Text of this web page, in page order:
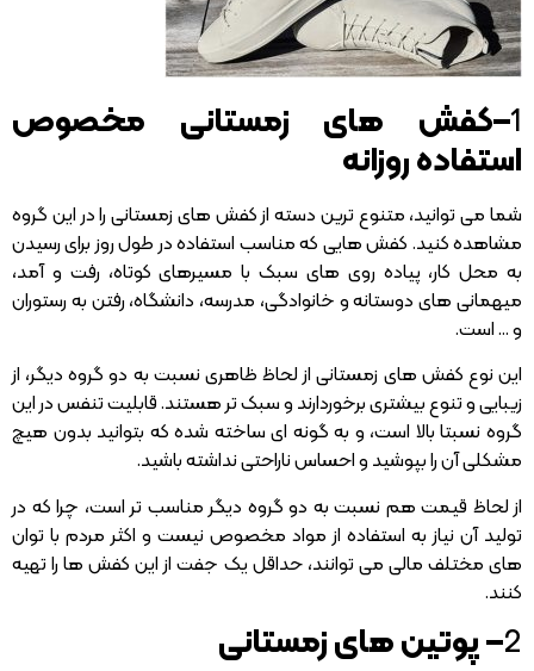
1
–کفش های زمستانی مخصوص
استفاده روزانه
شما می توانید، متنوع ترین دسته از کفش های زمستانی را در این گروه
مشاهده کنید. کفش هایی که مناسب استفاده در طول روز برای رسیدن
به محل کار، پیاده روی های سبک با مسیرهای کوتاه، رفت و آمد،
میهمانی های دوستانه و خانوادگی، مدرسه، دانشگاه، رفتن به رستوران
و … است.
این نوع کفش های زمستانی از لحاظ ظاهری نسبت به دو گروه دیگر، از
زیبایی و تنوع بیشتری برخوردارند و سبک تر هستند. قابلیت تنفس در این
گروه نسبتا بالا است، و به گونه ای ساخته شده که بتوانید بدون هیچ
مشکلی آن را بپوشید و احساس ناراحتی نداشته باشید.
از لحاظ قیمت هم نسبت به دو گروه دیگر مناسب تر است، چرا که در
تولید آن نیاز به استفاده از مواد مخصوص نیست و اکثر مردم با توان
های مختلف مالی می توانند، حداقل یک جفت از این کفش ها را تهیه
کنند.
2– پوتین های زمستانی